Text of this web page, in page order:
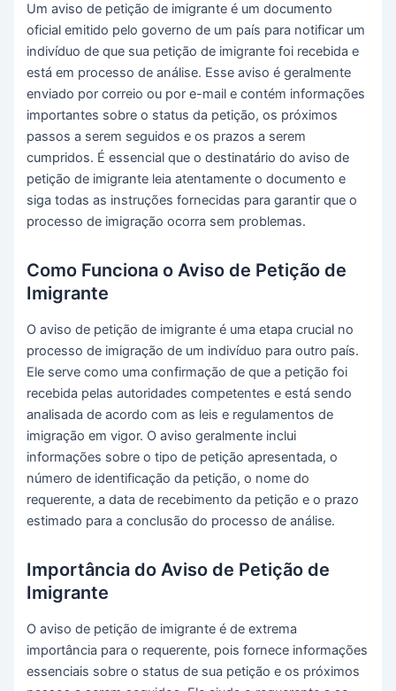
Um aviso de petição de imigrante é um documento
oficial emitido pelo governo de um país para notificar um
indivíduo de que sua petição de imigrante foi recebida e
está em processo de análise. Esse aviso é geralmente
enviado por correio ou por e-mail e contém informações
importantes sobre o status da petição, os próximos
passos a serem seguidos e os prazos a serem
cumpridos. É essencial que o destinatário do aviso de
petição de imigrante leia atentamente o documento e
siga todas as instruções fornecidas para garantir que o
processo de imigração ocorra sem problemas.
Como Funciona o Aviso de Petição de
Imigrante
O aviso de petição de imigrante é uma etapa crucial no
processo de imigração de um indivíduo para outro país.
Ele serve como uma confirmação de que a petição foi
recebida pelas autoridades competentes e está sendo
analisada de acordo com as leis e regulamentos de
imigração em vigor. O aviso geralmente inclui
informações sobre o tipo de petição apresentada, o
número de identificação da petição, o nome do
requerente, a data de recebimento da petição e o prazo
estimado para a conclusão do processo de análise.
Importância do Aviso de Petição de
Imigrante
O aviso de petição de imigrante é de extrema
importância para o requerente, pois fornece informações
essenciais sobre o status de sua petição e os próximos